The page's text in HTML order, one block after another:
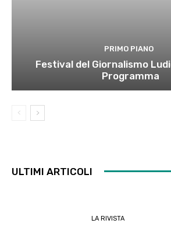
PRIMO PIANO
Festival del Giornalismo
Programma
ULTIMI ARTICOLI
LA RIVISTA